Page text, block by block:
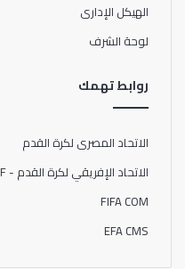
الهيكل الإدارى
لوحة الشرف
روابط تهمك
الاتحاد المصرى لكرة القدم
الاتحاد الإفريقي لكرة القدم - CAF
FIFA COM
EFA CMS